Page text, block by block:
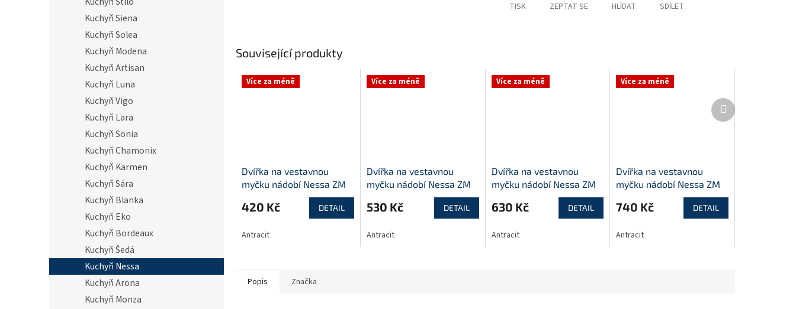
Kuchyň Siena
Kuchyň Solea
Kuchyň Modena
Kuchyň Artisan
Kuchyň Luna
Kuchyň Vigo
Kuchyň Lara
Kuchyň Sonia
Kuchyň Chamonix
Kuchyň Karmen
Kuchyň Sára
Kuchyň Blanka
Kuchyň Eko
Kuchyň Bordeaux
Kuchyň Šedá
Kuchyň Nessa
Kuchyň Arona
Kuchyň Monza
TISK ZEPTAT SE HLÍDAT SDÍLET
Související produkty
Více za méně
Dvířka na vestavnou
myčku nádobí Nessa ZM
420 Kč DETAIL
Antracit
Více za méně
Dvířka na vestavnou
myčku nádobí Nessa ZM
530 Kč DETAIL
Antracit
Více za méně
Dvířka na vestavnou
myčku nádobí Nessa ZM
630 Kč DETAIL
Antracit
Více za méně
Dvířka na vestavnou
myčku nádobí Nessa ZM
740 Kč DETAIL
Antracit
Další
produkt
Popis Značka